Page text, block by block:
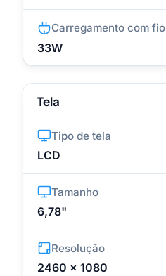
Carregamento com fio
33W
Tela
Tipo de tela
LCD
Tamanho
6,78"
Resolução
2460 x 1080